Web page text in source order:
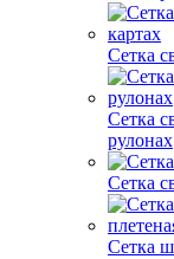
Сетка
Сетка
рулонах
Сетка
Сетка